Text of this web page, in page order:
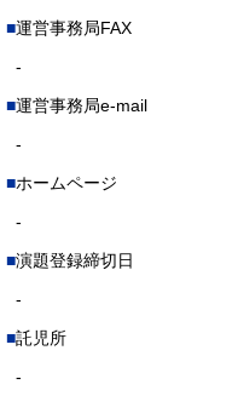
運営事務局FAX
-
運営事務局e-mail
-
ホームページ
-
演題登録締切日
-
託児所
-